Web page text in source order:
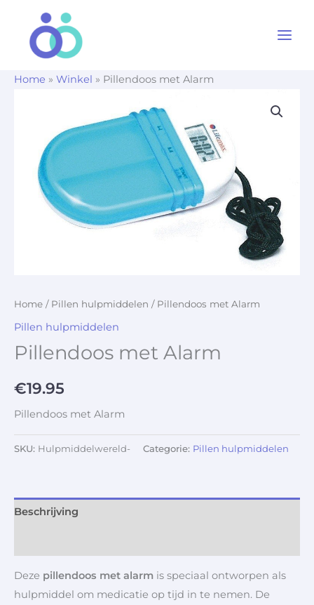
Home » Winkel » Pillendoos met Alarm
Home / Pillen hulpmiddelen / Pillendoos met Alarm
Pillen hulpmiddelen
Pillendoos met Alarm
€19.95
Pillendoos met Alarm
SKU: Hulpmiddelwereld- Categorie: Pillen hulpmiddelen
Beschrijving
Deze pillendoos met alarm is speciaal ontworpen als
hulpmiddel om medicatie op tijd in te nemen. De